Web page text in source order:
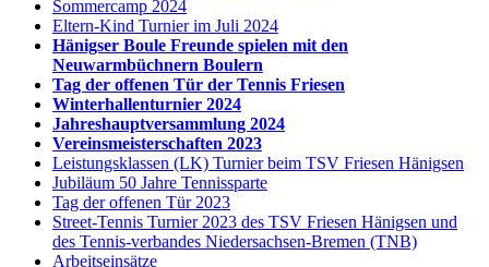
Sommercamp 2024
Eltern-Kind Turnier im Juli 2024
Hänigser Boule Freunde spielen mit den
Neuwarmbüchnern Boulern
Tag der offenen Tür der Tennis Friesen
Winterhallenturnier 2024
Jahreshauptversammlung 2024
Vereinsmeisterschaften 2023
Leistungsklassen (LK) Turnier beim TSV Friesen Hänigsen
Jubiläum 50 Jahre Tennissparte
Tag der offenen Tür 2023
Street-Tennis Turnier 2023 des TSV Friesen Hänigsen und
des Tennis-verbandes Niedersachsen-Bremen (TNB)
Arbeitseinsätze